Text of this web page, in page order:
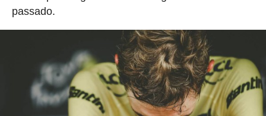
passado.